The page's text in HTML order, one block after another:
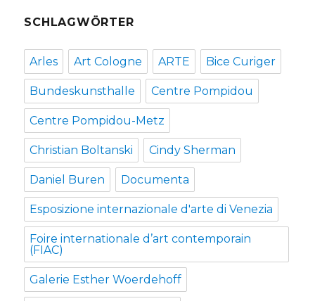
SCHLAGWÖRTER
Arles Art Cologne ARTE Bice Curiger
Bundeskunsthalle Centre Pompidou
Centre Pompidou-Metz
Christian Boltanski Cindy Sherman
Daniel Buren Documenta
Esposizione internazionale d'arte di Venezia
Foire internationale d’art contemporain
(FIAC)
Galerie Esther Woerdehoff